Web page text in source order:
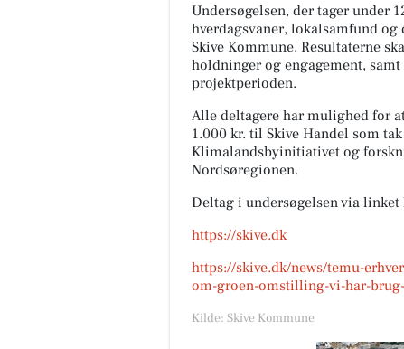
Undersøgelsen, der tager under
hverdagsvaner, lokalsamfund
Skive Kommune. Resultaterne
holdninger og engagement,
projektperioden.
Alle deltagere har mulighed for
1.000 kr. til Skive Handel som
Klimalandsbyinitiativet og
Nordsøregionen.
Deltag i undersøgelsen via linket
https://skive.dk
https://skive.dk/news/temu-
om-groen-omstilling-vi-har-
Kilde: Skive Kommune